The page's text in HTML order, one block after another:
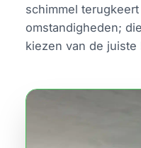
schimmel
omstandigheden;
kiezen van de juiste